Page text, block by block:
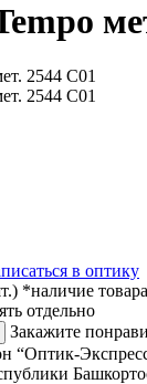
в оптику
*наличие
отдельно
Закажите
“Оптик-